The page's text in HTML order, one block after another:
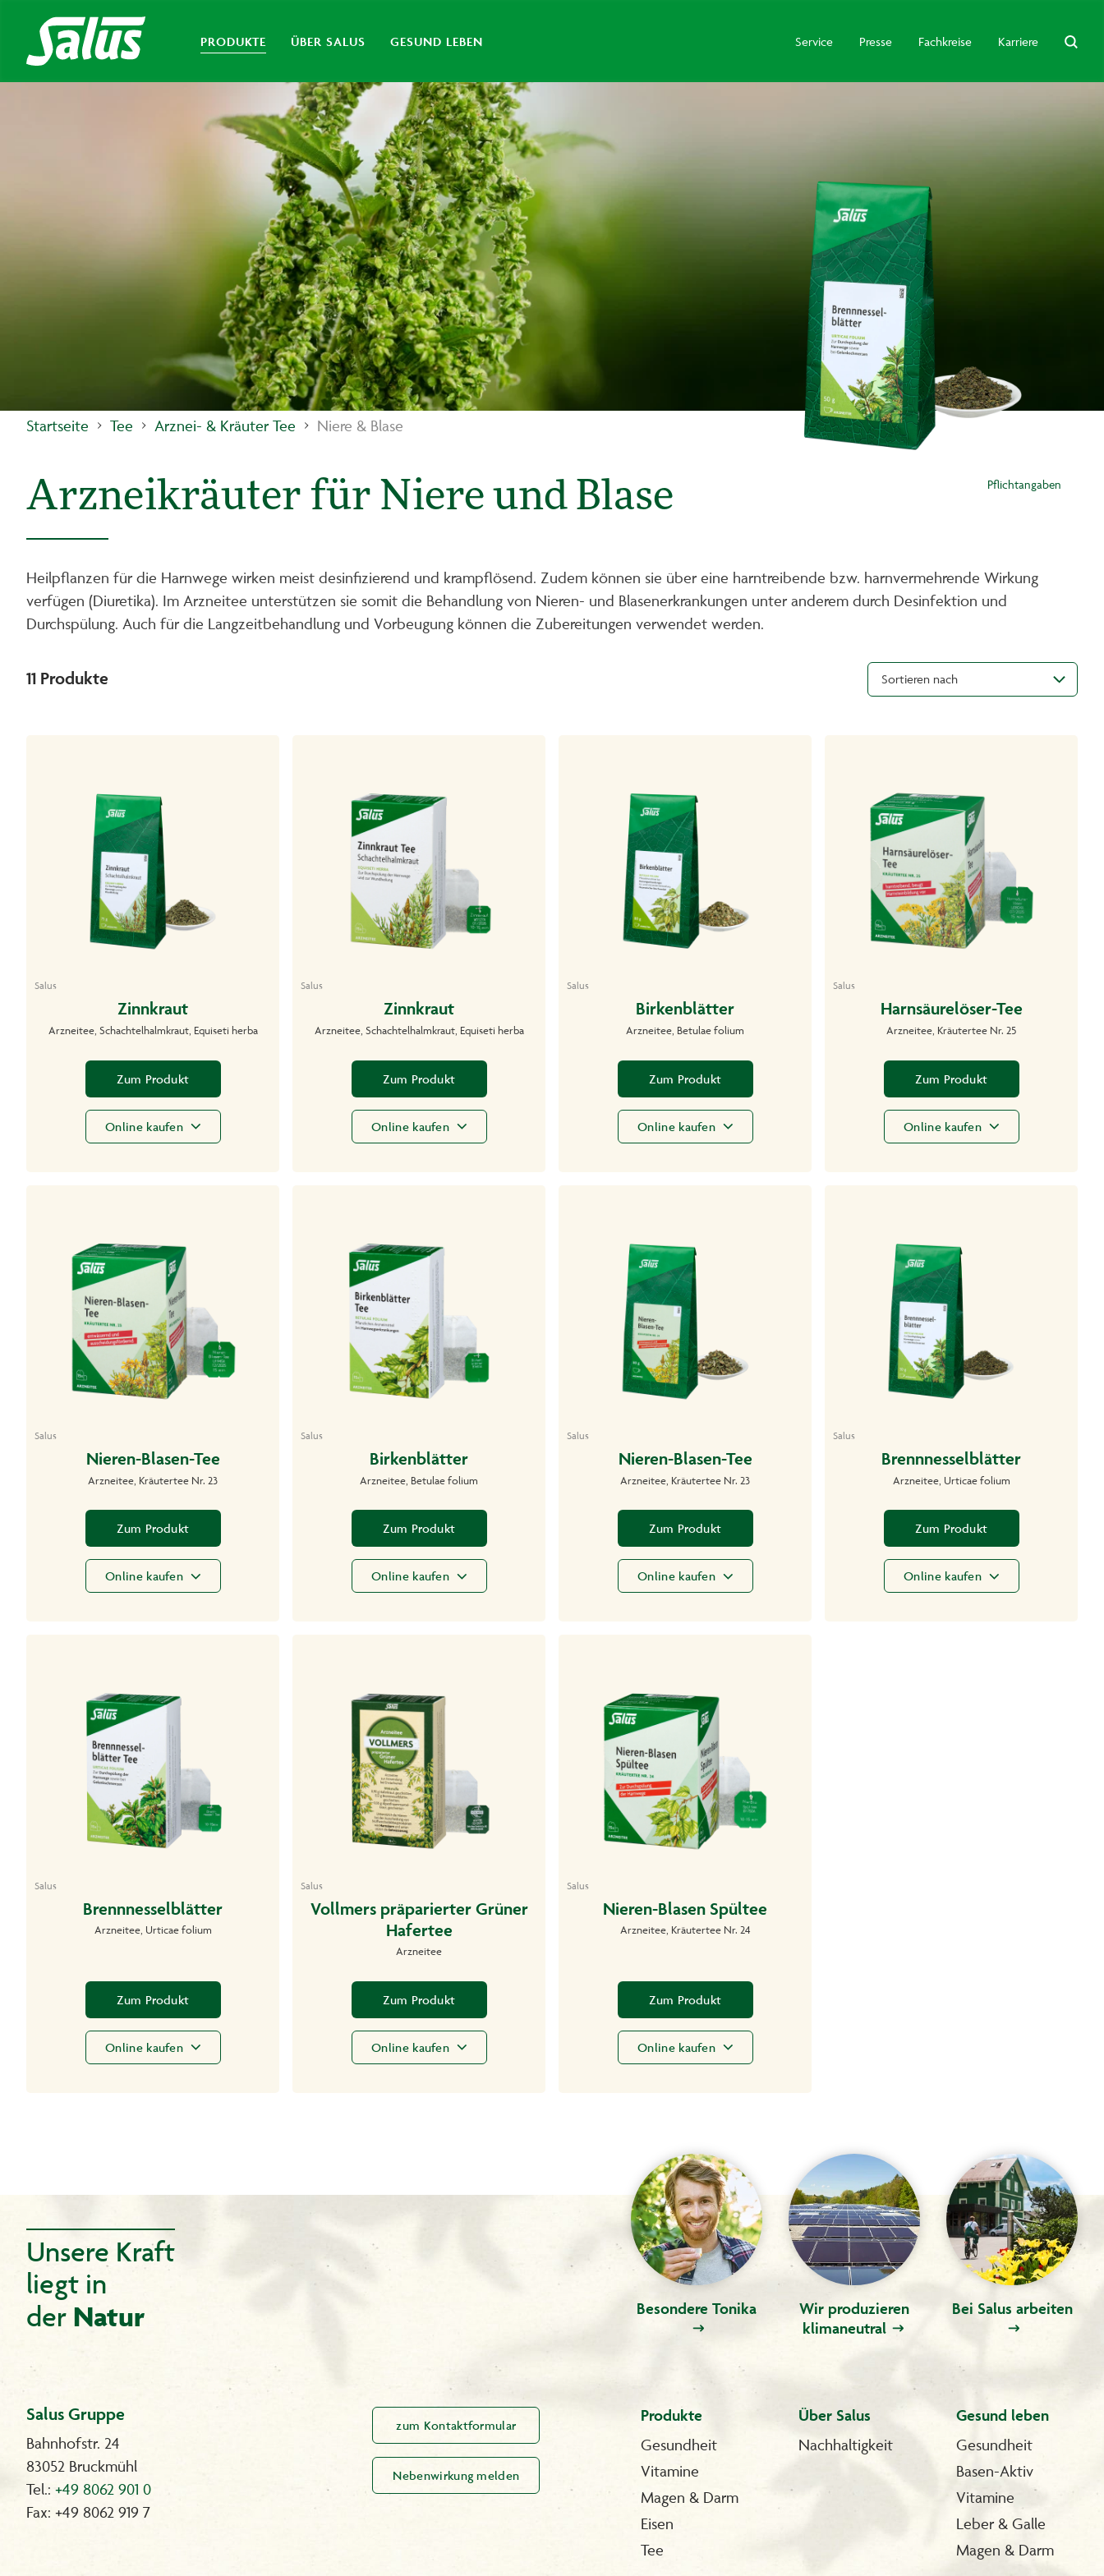
PRODUKTE ÜBER SALUS GESUND LEBEN Service Presse Fachkreise Karriere
Pflichtangaben
Startseite Tee Arznei- & Kräuter Tee Niere & Blase
Arzneikräuter für Niere und Blase
Heilpflanzen für die Harnwege wirken meist desinfizierend und krampflösend. Zudem können sie über eine harntreibende bzw. harnvermehrende Wirkung
verfügen (Diuretika). Im Arzneitee unterstützen sie somit die Behandlung von Nieren- und Blasenerkrankungen unter anderem durch Desinfektion und
Durchspülung. Auch für die Langzeitbehandlung und Vorbeugung können die Zubereitungen verwendet werden.
11 Produkte Sortieren nach
Salus
Zinnkraut
Arzneitee, Schachtelhalmkraut, Equiseti herba
Zum Produkt
Online kaufen
Salus
Zinnkraut
Arzneitee, Schachtelhalmkraut, Equiseti herba
Zum Produkt
Online kaufen
Salus
Birkenblätter
Arzneitee, Betulae folium
Zum Produkt
Online kaufen
Salus
Harnsäurelöser-Tee
Arzneitee, Kräutertee Nr. 25
Zum Produkt
Online kaufen
Salus
Nieren-Blasen-Tee
Arzneitee, Kräutertee Nr. 23
Zum Produkt
Online kaufen
Salus
Birkenblätter
Arzneitee, Betulae folium
Zum Produkt
Online kaufen
Salus
Nieren-Blasen-Tee
Arzneitee, Kräutertee Nr. 23
Zum Produkt
Online kaufen
Salus
Brennnesselblätter
Arzneitee, Urticae folium
Zum Produkt
Online kaufen
Salus
Brennnesselblätter
Arzneitee, Urticae folium
Zum Produkt
Online kaufen
Salus
Vollmers präparierter Grüner
Hafertee
Arzneitee
Zum Produkt
Online kaufen
Salus
Nieren-Blasen Spültee
Arzneitee, Kräutertee Nr. 24
Zum Produkt
Online kaufen
Besondere Tonika
Wir produzieren
klimaneutral
Bei Salus arbeiten
Unsere Kraft
liegt in
der Natur
Salus Gruppe
Bahnhofstr. 24
83052 Bruckmühl
Tel.: +49 8062 901 0
Fax: +49 8062 919 7
zum Kontaktformular
Nebenwirkung melden
Produkte
Gesundheit
Vitamine
Magen & Darm
Eisen
Tee
Über Salus
Nachhaltigkeit
Gesund leben
Gesundheit
Basen-Aktiv
Vitamine
Leber & Galle
Magen & Darm